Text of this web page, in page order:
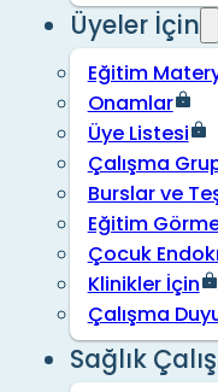
Üyeler İçin
Eğitim
Onamlar
Üye Listesi
Çalışma
Burslar ve
Eğitim
Çocuk
Klinikler İçin
Çalışma
Sağlık